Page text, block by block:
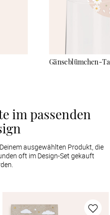
Gänseblümchen-
im passenden
ausgewählten Produkt, die
oft im Design-Set gekauft